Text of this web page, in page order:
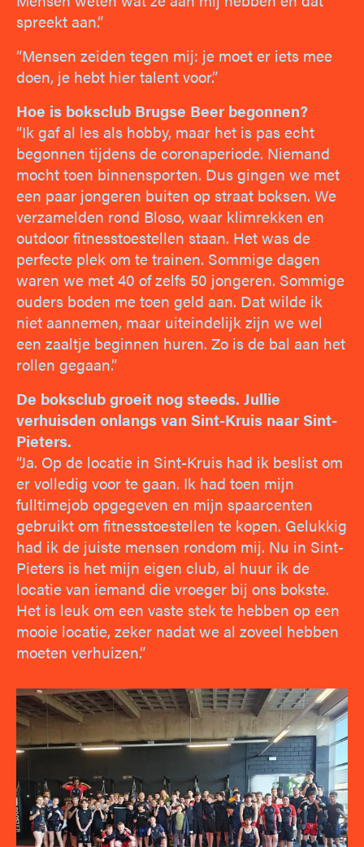
spreekt aan.”
“Mensen zeiden tegen mij: je moet er iets mee
doen, je hebt hier talent voor.”
Hoe is boksclub Brugse Beer begonnen?
“Ik gaf al les als hobby, maar het is pas echt
begonnen tijdens de coronaperiode. Niemand
mocht toen binnensporten. Dus gingen we met
een paar jongeren buiten op straat boksen. We
verzamelden rond Bloso, waar klimrekken en
outdoor fitnesstoestellen staan. Het was de
perfecte plek om te trainen. Sommige dagen
waren we met 40 of zelfs 50 jongeren. Sommige
ouders boden me toen geld aan. Dat wilde ik
niet aannemen, maar uiteindelijk zijn we wel
een zaaltje beginnen huren. Zo is de bal aan het
rollen gegaan.”
De boksclub groeit nog steeds. Jullie
verhuisden onlangs van Sint-Kruis naar Sint-
Pieters.
“Ja. Op de locatie in Sint-Kruis had ik beslist om
er volledig voor te gaan. Ik had toen mijn
fulltimejob opgegeven en mijn spaarcenten
gebruikt om fitnesstoestellen te kopen. Gelukkig
had ik de juiste mensen rondom mij. Nu in Sint-
Pieters is het mijn eigen club, al huur ik de
locatie van iemand die vroeger bij ons bokste.
Het is leuk om een vaste stek te hebben op een
mooie locatie, zeker nadat we al zoveel hebben
moeten verhuizen.”